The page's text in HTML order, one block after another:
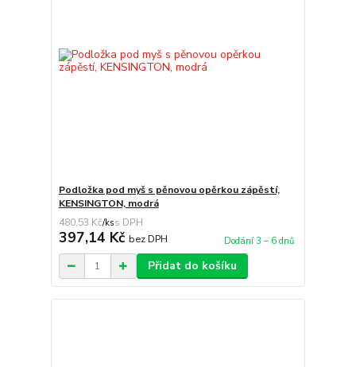
Podložka pod myš s pěnovou opěrkou zápěstí,
KENSINGTON, modrá
480,53 Kč/ks
397,14 Kč bez DPH Dodání 3 – 6 dnů
Přidat do košíku